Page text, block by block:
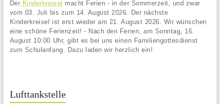
Der Kinderkreisel macht Ferien - in der Sommerzeit, und zwar
vom 03. Juli bis zum 14. August 2026. Der nächste
Kinderkreisel ist erst wieder am 21. August 2026. Wir wünschen
eine schöne Ferienzeit! - Nach den Ferien, am Sonntag, 16.
August 10:00 Uhr, gibt es bei uns einen Familiengottesdienst
zum Schulanfang. Dazu laden wir herzlich ein!
Lufttankstelle